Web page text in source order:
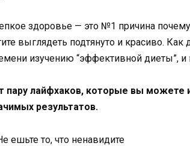
здоровье — это №1 причина
выглядеть подтянуто и красиво.
изучению “эффективной диеты”, и
пару лайфхаков, которые вы можете
результатов.
ешьте то, что ненавидите